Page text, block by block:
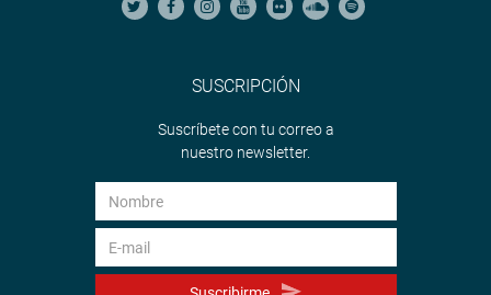
SUSCRIPCIÓN
Suscríbete con tu correo a
nuestro newsletter.